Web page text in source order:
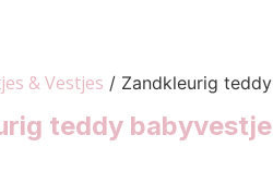
& Vestjes / Zandkleurig
teddy